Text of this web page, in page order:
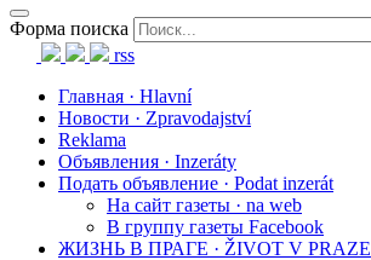
Форма поиска
rss
Главная · Hlavní
Новости · Zpravodajství
Reklama
Объявления · Inzeráty
Подать объявление · Podat inzerát
На сайт газеты · na web
В группу газеты Facebook
ЖИЗНЬ В ПРАГЕ · ŽIVOT V PRAZE